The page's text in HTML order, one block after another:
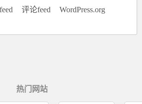
评论feed WordPress.org
热门网站